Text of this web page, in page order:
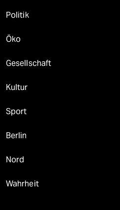
Politik
Öko
Gesellschaft
Kultur
Sport
Berlin
Nord
Wahrheit